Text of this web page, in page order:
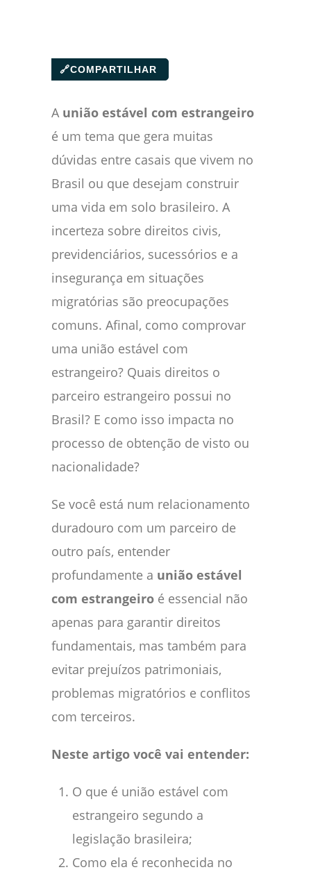
🔗COMPARTILHAR
A união estável com estrangeiro
é um tema que gera muitas
dúvidas entre casais que vivem no
Brasil ou que desejam construir
uma vida em solo brasileiro. A
incerteza sobre direitos civis,
previdenciários, sucessórios e a
insegurança em situações
migratórias são preocupações
comuns. Afinal, como comprovar
uma união estável com
estrangeiro? Quais direitos o
parceiro estrangeiro possui no
Brasil? E como isso impacta no
processo de obtenção de visto ou
nacionalidade?
Se você está num relacionamento
duradouro com um parceiro de
outro país, entender
profundamente a união estável
com estrangeiro é essencial não
apenas para garantir direitos
fundamentais, mas também para
evitar prejuízos patrimoniais,
problemas migratórios e conflitos
com terceiros.
Neste artigo você vai entender:
O que é união estável com
estrangeiro segundo a
legislação brasileira;
Como ela é reconhecida no